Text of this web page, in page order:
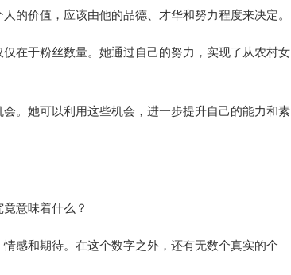
的价值，应该由他的品德、才华和努力程度来决定。
在于粉丝数量。她通过自己的努力，实现了从农村女
。她可以利用这些机会，进一步提升自己的能力和素
意味着什么？
感和期待。在这个数字之外，还有无数个真实的个